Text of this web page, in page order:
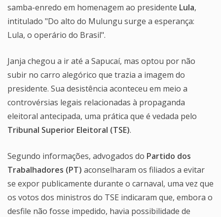
samba-enredo em homenagem ao presidente Lula,
intitulado "Do alto do Mulungu surge a esperança:
Lula, o operário do Brasil".
Janja chegou a ir até a Sapucaí, mas optou por não
subir no carro alegórico que trazia a imagem do
presidente. Sua desistência aconteceu em meio a
controvérsias legais relacionadas à propaganda
eleitoral antecipada, uma prática que é vedada pelo
Tribunal Superior Eleitoral (TSE).
Segundo informações, advogados do Partido dos
Trabalhadores (PT) aconselharam os filiados a evitar
se expor publicamente durante o carnaval, uma vez que
os votos dos ministros do TSE indicaram que, embora o
desfile não fosse impedido, havia possibilidade de